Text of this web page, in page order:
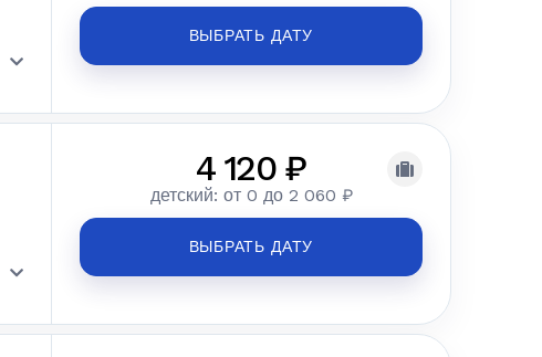
ВЫБРАТЬ ДАТУ
4 120 ₽
детский: от 0 до 2 060 ₽
ВЫБРАТЬ ДАТУ